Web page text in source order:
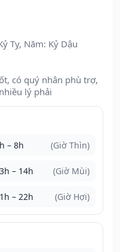
Tỵ, Năm: Kỷ Dậu
có quý nhân phù trợ,
lý phải
– 8h (Giờ Thìn)
– 14h (Giờ Mùi)
– 22h (Giờ Hợi)